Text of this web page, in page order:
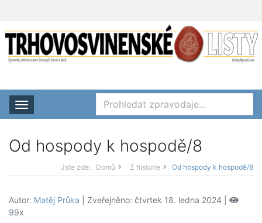
Rozbalit nabídku
Od hospody k hospodě/8
Jste zde: Domů Z historie Od hospody k hospodě/8
Autor: Matěj Průka | Zveřejněno: čtvrtek 18. ledna 2024 |
99x